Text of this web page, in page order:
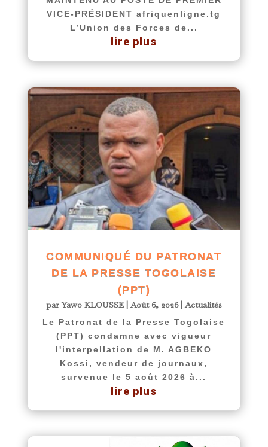
VICE-PRÉSIDENT afriquenligne.tg
L’Union des Forces de...
lire plus
COMMUNIQUÉ DU PATRONAT
DE LA PRESSE TOGOLAISE
(PPT)
parYawo KLOUSSE| Août 6, 2026| Actualités
Le Patronat de la Presse Togolaise
(PPT) condamne avec vigueur
l'interpellation de M. AGBEKO
Kossi, vendeur de journaux,
survenue le 5 août 2026 à...
lire plus